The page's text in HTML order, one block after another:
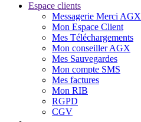
Espace clients
Messagerie Merci AGX
Mon Espace Client
Mes Téléchargements
Mon conseiller AGX
Mes Sauvegardes
Mon compte SMS
Mes factures
Mon RIB
RGPD
CGV